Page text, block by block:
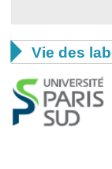
 Vie des